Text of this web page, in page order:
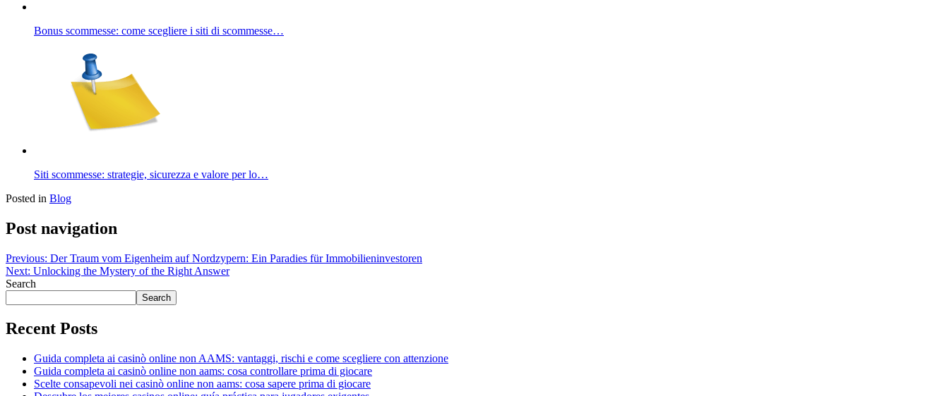
Bonus scommesse: come scegliere i siti di scommesse…
Siti scommesse: strategie, sicurezza e valore per lo…
Posted in Blog
Post navigation
Previous: Der Traum vom Eigenheim auf Nordzypern: Ein Paradies für Immobilieninvestoren
Next: Unlocking the Mystery of the Right Answer
Search
Search
Recent Posts
Guida completa ai casinò online non AAMS: vantaggi, rischi e come scegliere con attenzione
Guida completa ai casinò online non aams: cosa controllare prima di giocare
Scelte consapevoli nei casinò online non aams: cosa sapere prima di giocare